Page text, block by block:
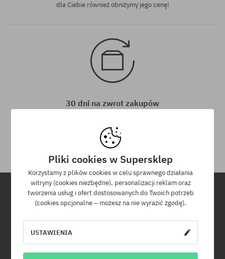
dla Ciebie również obniżymy jego cenę!
30 dni na zwrot zakupów
otrzymania przesyłki.
Newsletter
Zapisz się do naszego newslettera, a dowiesz się jako pierwszy o
Dodatkowo otrzymasz kod rabatowy -5% na całe zamówienie!
Pliki cookies w Supersklep
Korzystamy z plików cookies w celu sprawnego działania
witryny (cookies niezbędne), personalizacji reklam oraz
tworzenia usług i ofert dostosowanych do Twoich potrzeb
(cookies opcjonalne – możesz na nie wyrazić zgodę).
USTAWIENIA